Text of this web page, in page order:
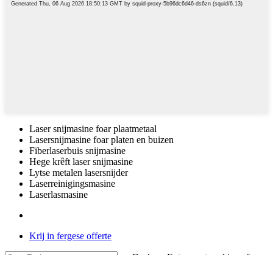
Laser snijmasine foar plaatmetaal
Lasersnijmasine foar platen en buizen
Fiberlaserbuis snijmasine
Hege krêft laser snijmasine
Lytse metalen lasersnijder
Laserreinigingsmasine
Laserlasmasine
Krij in fergese offerte